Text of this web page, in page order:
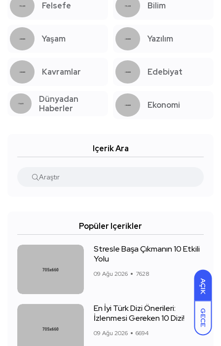
AÇIK
GECE
Felsefe Bilim
Yaşam Yazılım
Kavramlar Edebiyat
Dünyadan
Haberler
Ekonomi
Içerik Ara
Popüler Içerikler
Stresle Başa Çıkmanın 10 Etkili
Yolu
09 Ağu 2026 7628
En İyi Türk Dizi Önerileri:
İzlenmesi Gereken 10 Dizi!
09 Ağu 2026 6694